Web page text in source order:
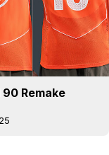
Remake